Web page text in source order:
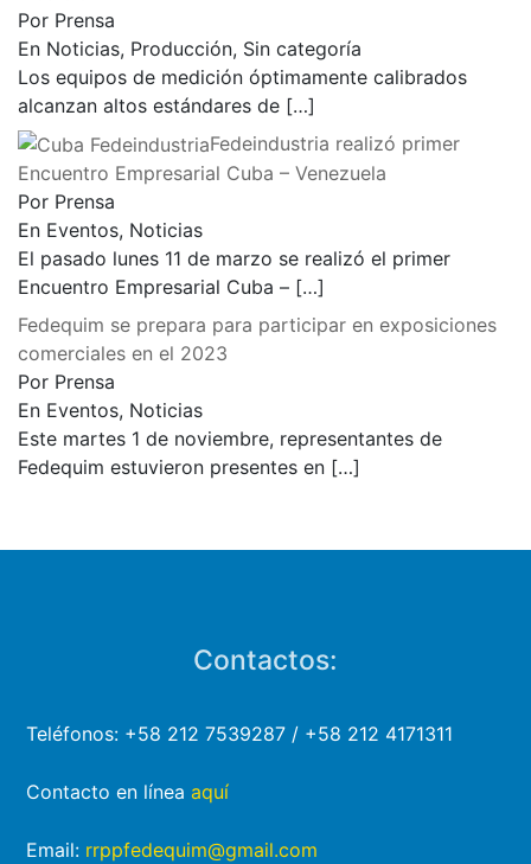
Por Prensa
En Noticias, Producción, Sin categoría
Los equipos de medición óptimamente calibrados
alcanzan altos estándares de […]
Fedeindustria realizó primer
Encuentro Empresarial Cuba – Venezuela
Por Prensa
En Eventos, Noticias
El pasado lunes 11 de marzo se realizó el primer
Encuentro Empresarial Cuba – […]
Fedequim se prepara para participar en exposiciones
comerciales en el 2023
Por Prensa
En Eventos, Noticias
Este martes 1 de noviembre, representantes de
Fedequim estuvieron presentes en […]
Contactos:
Teléfonos: +58 212 7539287 / +58 212 4171311
Contacto en líneaaquí
Email: rrppfedequim@gmail.com